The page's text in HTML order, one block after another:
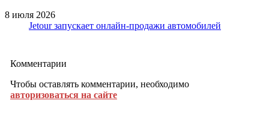
8 июля 2026
Jetour запускает онлайн-продажи автомобилей
Комментарии
Чтобы оставлять комментарии, необходимо
авторизоваться на сайте